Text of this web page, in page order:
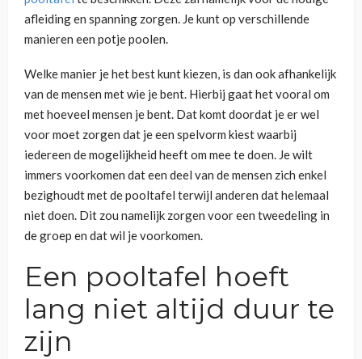
afleiding en spanning zorgen. Je kunt op verschillende
manieren een potje poolen.
Welke manier je het best kunt kiezen, is dan ook afhankelijk
van de mensen met wie je bent. Hierbij gaat het vooral om
met hoeveel mensen je bent. Dat komt doordat je er wel
voor moet zorgen dat je een spelvorm kiest waarbij
iedereen de mogelijkheid heeft om mee te doen. Je wilt
immers voorkomen dat een deel van de mensen zich enkel
bezighoudt met de pooltafel terwijl anderen dat helemaal
niet doen. Dit zou namelijk zorgen voor een tweedeling in
de groep en dat wil je voorkomen.
Een pooltafel hoeft
lang niet altijd duur te
zijn